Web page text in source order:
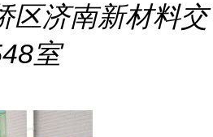
区济南新材料交
室